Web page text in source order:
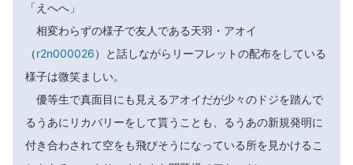
「えへへ」
相変わらずの様子で友人である天羽・アオイ
（r2n000026）と話しながらリーフレットの配布をしている
様子は微笑ましい。
優等生で真面目にも見えるアオイだが少々のドジを踏んで
るうあにリカバリーをして貰うことも、るうあの新規発明に
付き合わされて空をも飛びそうになっている所を見かけるこ